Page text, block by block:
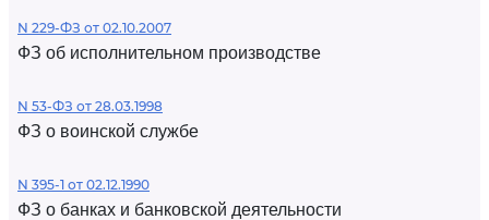
N 229-ФЗ от 02.10.2007
ФЗ об исполнительном производстве
N 53-ФЗ от 28.03.1998
ФЗ о воинской службе
N 395-1 от 02.12.1990
ФЗ о банках и банковской деятельности